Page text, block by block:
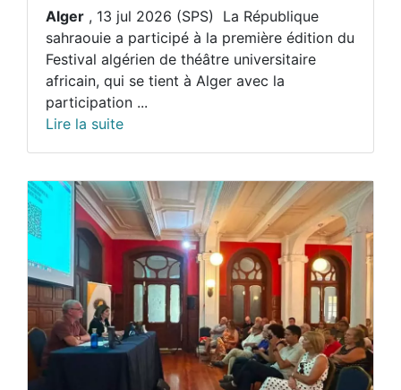
Alger , 13 jul 2026 (SPS) La République
sahraouie a participé à la première édition du
Festival algérien de théâtre universitaire
africain, qui se tient à Alger avec la
participation ...
Lire la suite